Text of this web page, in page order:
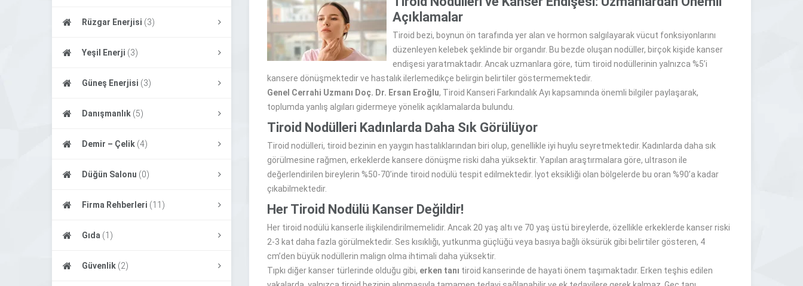
Rüzgar Enerjisi (3)
Yeşil Enerji (3)
Güneş Enerjisi (3)
Danışmanlık (5)
Demir – Çelik (4)
Düğün Salonu (0)
Firma Rehberleri (11)
Gıda (1)
Güvenlik (2)
Açıklamalar
Tiroid bezi, boynun ön tarafında yer alan ve hormon salgılayarak vücut fonksiyonlarını
düzenleyen kelebek şeklinde bir organdır. Bu bezde oluşan nodüller, birçok kişide kanser
endişesi yaratmaktadır. Ancak uzmanlara göre, tüm tiroid nodüllerinin yalnızca %5’i
kansere dönüşmektedir ve hastalık ilerlemedikçe belirgin belirtiler göstermemektedir.
Genel Cerrahi Uzmanı Doç. Dr. Ersan Eroğlu, Tiroid Kanseri Farkındalık Ayı kapsamında önemli bilgiler paylaşarak,
toplumda yanlış algıları gidermeye yönelik açıklamalarda bulundu.
Tiroid Nodülleri Kadınlarda Daha Sık Görülüyor
Tiroid nodülleri, tiroid bezinin en yaygın hastalıklarından biri olup, genellikle iyi huylu seyretmektedir. Kadınlarda daha sık
görülmesine rağmen, erkeklerde kansere dönüşme riski daha yüksektir. Yapılan araştırmalara göre, ultrason ile
değerlendirilen bireylerin %50-70’inde tiroid nodülü tespit edilmektedir. İyot eksikliği olan bölgelerde bu oran %90’a kadar
çıkabilmektedir.
Her Tiroid Nodülü Kanser Değildir!
Her tiroid nodülü kanserle ilişkilendirilmemelidir. Ancak 20 yaş altı ve 70 yaş üstü bireylerde, özellikle erkeklerde kanser riski
2-3 kat daha fazla görülmektedir. Ses kısıklığı, yutkunma güçlüğü veya basıya bağlı öksürük gibi belirtiler gösteren, 4
cm’den büyük nodüllerin malign olma ihtimali daha yüksektir.
Tıpkı diğer kanser türlerinde olduğu gibi, erken tanı tiroid kanserinde de hayati önem taşımaktadır. Erken teşhis edilen